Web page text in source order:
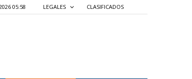
05:58 LEGALES CLASIFICADOS